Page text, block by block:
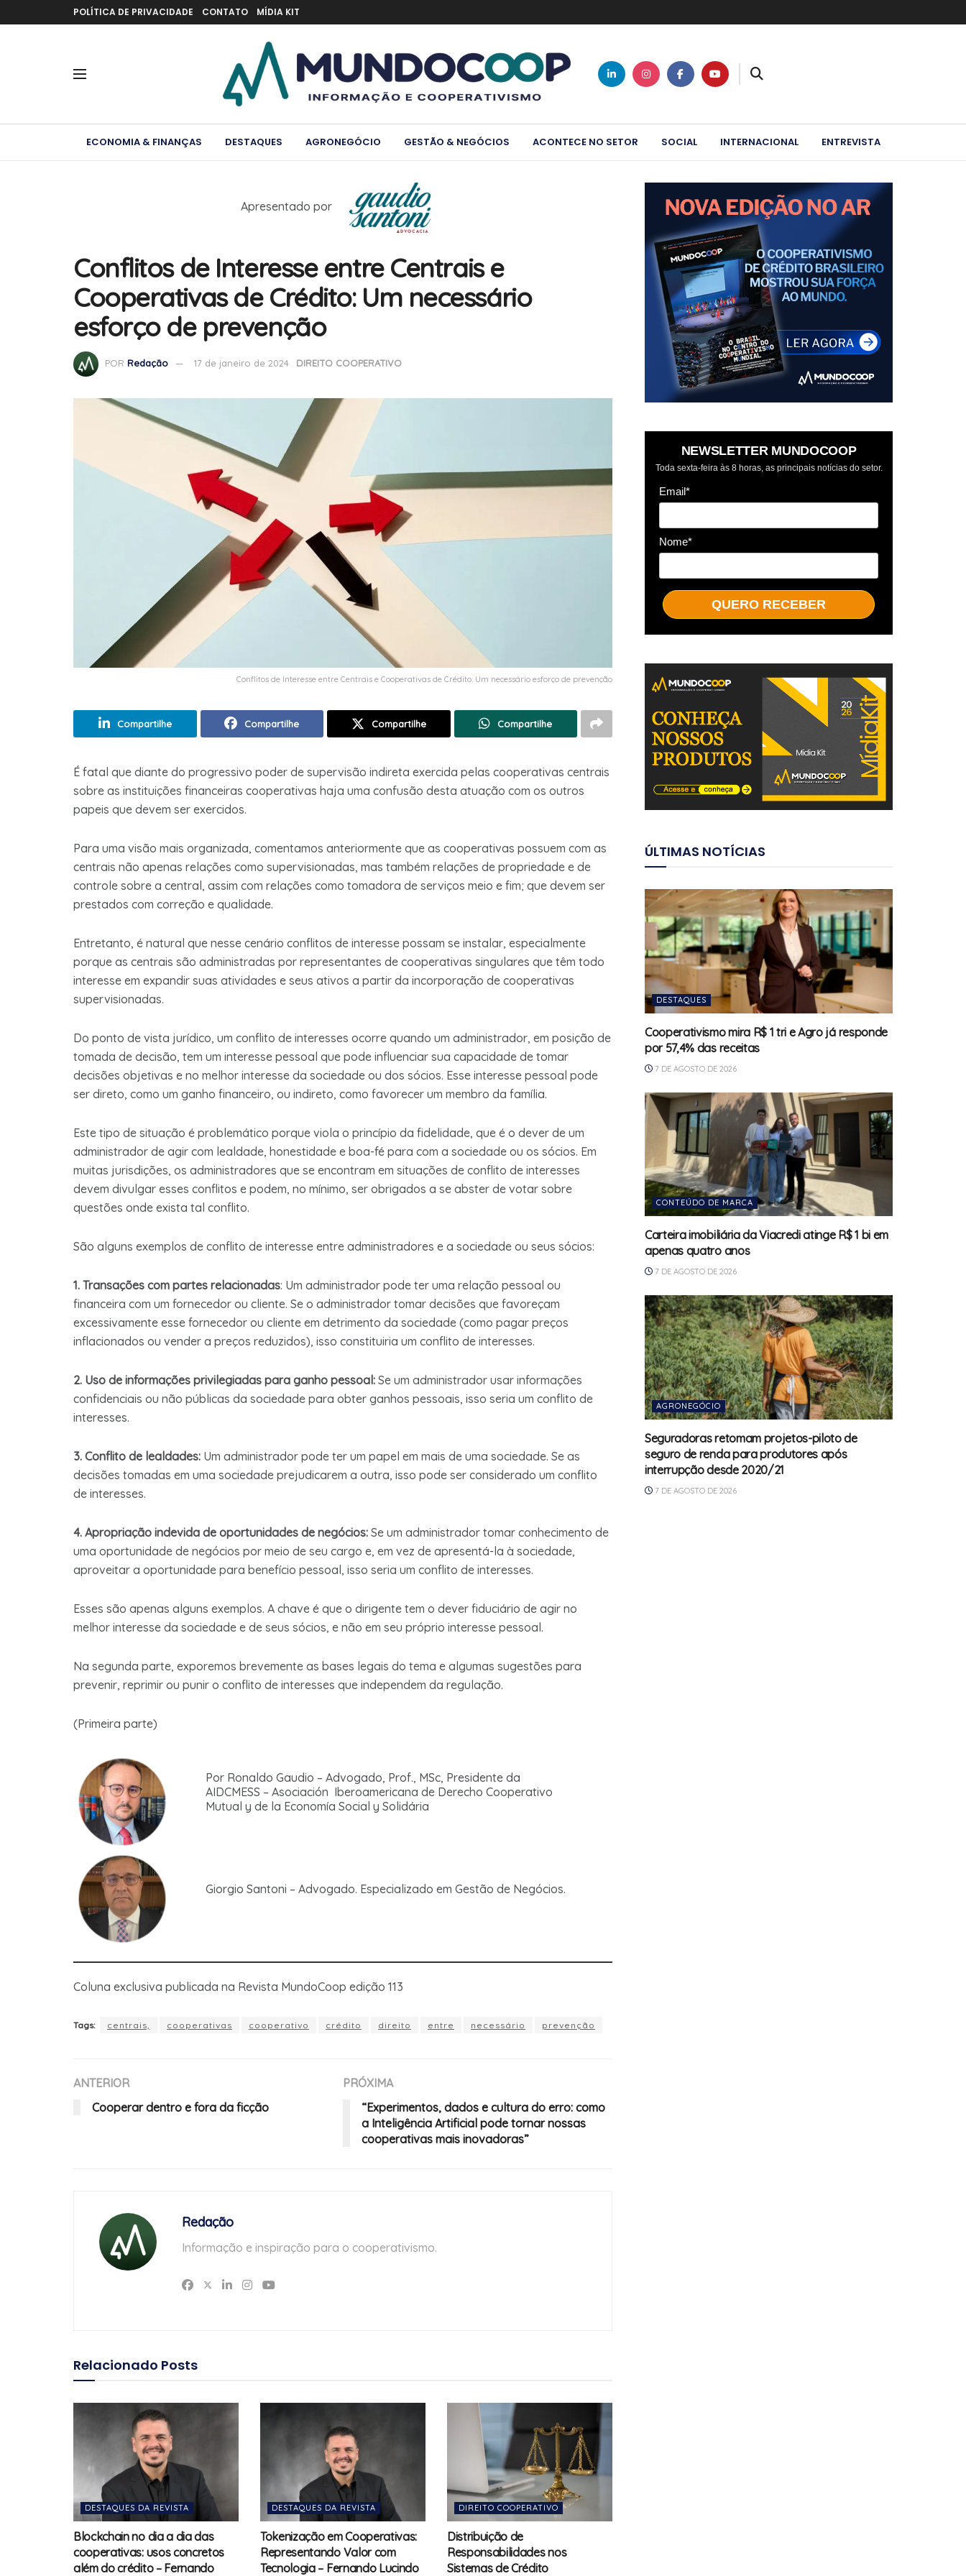
POLÍTICA DE PRIVACIDADE CONTATO MÍDIA KIT
ECONOMIA & FINANÇAS DESTAQUES AGRONEGÓCIO GESTÃO & NEGÓCIOS ACONTECE NO SETOR SOCIAL INTERNACIONAL ENTREVISTA
Apresentado por
Conflitos de Interesse entre Centrais e
Cooperativas de Crédito: Um necessário
esforço de prevenção
POR Redação 17 de janeiro de 2024 DIREITO COOPERATIVO
Conflitos de Interesse entre Centrais e Cooperativas de Crédito: Um necessário esforço de prevenção
Compartilhe Compartilhe Compartilhe Compartilhe
É fatal que diante do progressivo poder de supervisão indireta exercida pelas cooperativas centrais
sobre as instituições financeiras cooperativas haja uma confusão desta atuação com os outros
papeis que devem ser exercidos.
Para uma visão mais organizada, comentamos anteriormente que as cooperativas possuem com as
centrais não apenas relações como supervisionadas, mas também relações de propriedade e de
controle sobre a central, assim com relações como tomadora de serviços meio e fim; que devem ser
prestados com correção e qualidade.
Entretanto, é natural que nesse cenário conflitos de interesse possam se instalar, especialmente
porque as centrais são administradas por representantes de cooperativas singulares que têm todo
interesse em expandir suas atividades e seus ativos a partir da incorporação de cooperativas
supervisionadas.
Do ponto de vista jurídico, um conflito de interesses ocorre quando um administrador, em posição de
tomada de decisão, tem um interesse pessoal que pode influenciar sua capacidade de tomar
decisões objetivas e no melhor interesse da sociedade ou dos sócios. Esse interesse pessoal pode
ser direto, como um ganho financeiro, ou indireto, como favorecer um membro da família.
Este tipo de situação é problemático porque viola o princípio da fidelidade, que é o dever de um
administrador de agir com lealdade, honestidade e boa-fé para com a sociedade ou os sócios. Em
muitas jurisdições, os administradores que se encontram em situações de conflito de interesses
devem divulgar esses conflitos e podem, no mínimo, ser obrigados a se abster de votar sobre
questões onde exista tal conflito.
São alguns exemplos de conflito de interesse entre administradores e a sociedade ou seus sócios:
1. Transações com partes relacionadas: Um administrador pode ter uma relação pessoal ou
financeira com um fornecedor ou cliente. Se o administrador tomar decisões que favoreçam
excessivamente esse fornecedor ou cliente em detrimento da sociedade (como pagar preços
inflacionados ou vender a preços reduzidos), isso constituiria um conflito de interesses.
2. Uso de informações privilegiadas para ganho pessoal: Se um administrador usar informações
confidenciais ou não públicas da sociedade para obter ganhos pessoais, isso seria um conflito de
interesses.
3. Conflito de lealdades: Um administrador pode ter um papel em mais de uma sociedade. Se as
decisões tomadas em uma sociedade prejudicarem a outra, isso pode ser considerado um conflito
de interesses.
4. Apropriação indevida de oportunidades de negócios: Se um administrador tomar conhecimento de
uma oportunidade de negócios por meio de seu cargo e, em vez de apresentá-la à sociedade,
aproveitar a oportunidade para benefício pessoal, isso seria um conflito de interesses.
Esses são apenas alguns exemplos. A chave é que o dirigente tem o dever fiduciário de agir no
melhor interesse da sociedade e de seus sócios, e não em seu próprio interesse pessoal.
Na segunda parte, exporemos brevemente as bases legais do tema e algumas sugestões para
prevenir, reprimir ou punir o conflito de interesses que independem da regulação.
(Primeira parte)
Por Ronaldo Gaudio – Advogado, Prof., MSc, Presidente da
AIDCMESS – Asociación Iberoamericana de Derecho Cooperativo
Mutual y de la Economía Social y Solidária
Giorgio Santoni – Advogado. Especializado em Gestão de Negócios.
Coluna exclusiva publicada na Revista MundoCoop edição 113
Tags: centrais, cooperativas cooperativo crédito direito entre necessário prevenção
ANTERIOR
Cooperar dentro e fora da ficção
PRÓXIMA
“Experimentos, dados e cultura do erro: como
a Inteligência Artificial pode tornar nossas
cooperativas mais inovadoras”
Redação
Informação e inspiração para o cooperativismo.
Relacionado Posts
DESTAQUES DA REVISTA
Blockchain no dia a dia das
cooperativas: usos concretos
além do crédito – Fernando
DESTAQUES DA REVISTA
Tokenização em Cooperativas:
Representando Valor com
Tecnologia – Fernando Lucindo
DIREITO COOPERATIVO
Distribuição de
Responsabilidades nos
Sistemas de Crédito
NEWSLETTER MUNDOCOOP
Toda sexta-feira às 8 horas, as principais notícias do setor.
Email*
Nome*
QUERO RECEBER
ÚLTIMAS NOTÍCIAS
DESTAQUES
Cooperativismo mira R$ 1 tri e Agro já responde
por 57,4% das receitas
7 DE AGOSTO DE 2026
CONTEÚDO DE MARCA
Carteira imobiliária da Viacredi atinge R$ 1 bi em
apenas quatro anos
7 DE AGOSTO DE 2026
AGRONEGÓCIO
Seguradoras retomam projetos-piloto de
seguro de renda para produtores após
interrupção desde 2020/21
7 DE AGOSTO DE 2026